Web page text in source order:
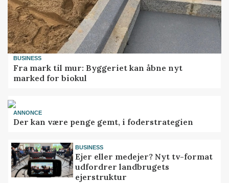
BUSINESS
Fra mark til mur: Byggeriet kan åbne nyt
marked for biokul
ANNONCE
Der kan være penge gemt, i foderstrategien
BUSINESS
Ejer eller medejer? Nyt tv-format
udfordrer landbrugets
ejerstruktur